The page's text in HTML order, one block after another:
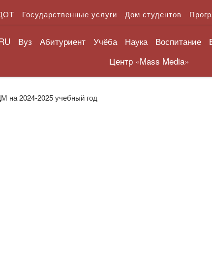
Государственные услуги Дом студентов
Вуз Абитуриент Учёба Наука Воспитание
Центр «Mass Media»
на 2024-2025 учебный год